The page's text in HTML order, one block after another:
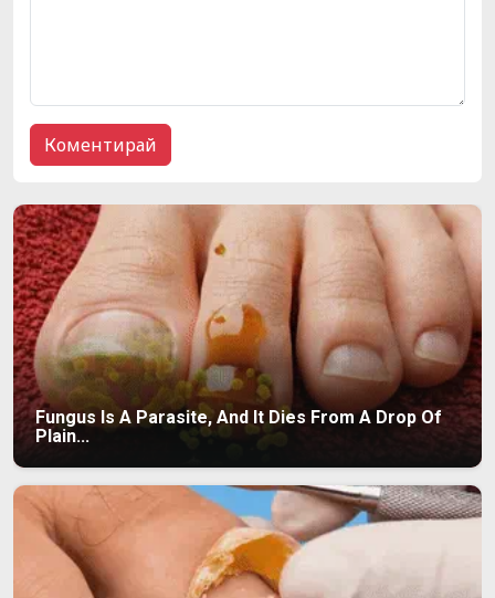
Fungus Is A Parasite, And It Dies From A Drop Of
Plain...